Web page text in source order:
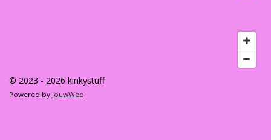
© 2023 - 2026 kinkystuff
Powered by JouwWeb